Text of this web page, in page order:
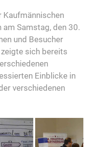
Kaufmännischen
am Samstag, den 30.
und Besucher
sich bereits
Einblicke in
verschiedenen